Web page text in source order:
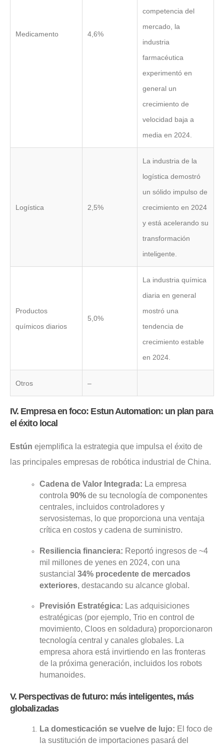
Medicamento 4,6%
competencia del
mercado, la
industria
farmacéutica
experimentó en
general un
crecimiento de
velocidad baja a
media en 2024.
Logística 2,5%
La industria de la
logística demostró
un sólido impulso de
crecimiento en 2024
y está acelerando su
transformación
inteligente.
Productos
químicos diarios
5,0%
La industria química
diaria en general
mostró una
tendencia de
crecimiento estable
en 2024.
Otros –
IV. Empresa en foco: Estun Automation: un plan para
el éxito local
Estún ejemplifica la estrategia que impulsa el éxito de
las principales empresas de robótica industrial de China.
Cadena de Valor Integrada: La empresa
controla90% de su tecnología de componentes
centrales, incluidos controladores y
servosistemas, lo que proporciona una ventaja
crítica en costos y cadena de suministro.
Resiliencia financiera: Reportó ingresos de ~4
mil millones de yenes en 2024, con una
sustancial34% procedente de mercados
exteriores, destacando su alcance global.
Previsión Estratégica: Las adquisiciones
estratégicas (por ejemplo, Trio en control de
movimiento, Cloos en soldadura) proporcionaron
tecnología central y canales globales. La
empresa ahora está invirtiendo en las fronteras
de la próxima generación, incluidos los robots
humanoides.
V. Perspectivas de futuro: más inteligentes, más
globalizadas
La domesticación se vuelve de lujo: El foco de
la sustitución de importaciones pasará del